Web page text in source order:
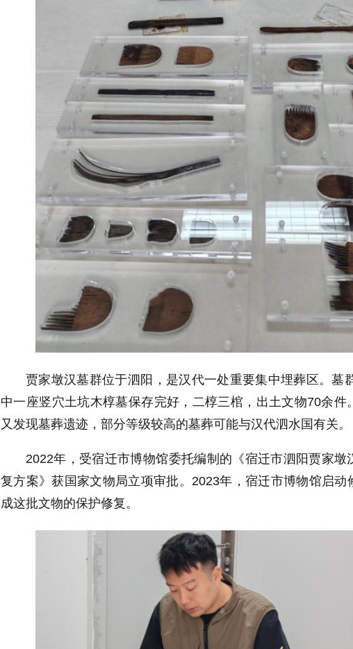
贾家墩汉墓群位于泗阳，是汉代一处重要集中埋葬区。墓
中一座竖穴土坑木椁墓保存完好，二椁三棺，出土文物70余件
又发现墓葬遗迹，部分等级较高的墓葬可能与汉代泗水国有关。
2022年，受宿迁市博物馆委托编制的《宿迁市泗阳贾家墩
复方案》获国家文物局立项审批。2023年，宿迁市博物馆启动
成这批文物的保护修复。